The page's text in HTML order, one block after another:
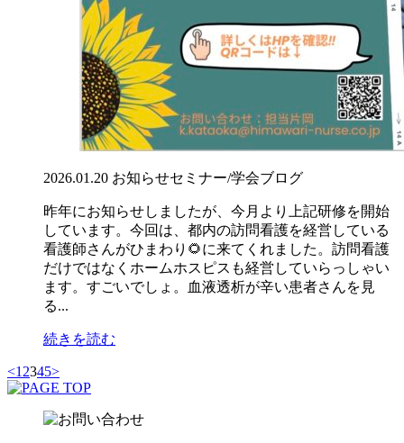
2026.01.20 お知らせセミナー/学会ブログ
昨年にお知らせしましたが、今月より上記研修を開始
しています。今回は、都内の訪問看護を経営している
看護師さんがひまわり🌻に来てくれました。訪問看護
だけではなくホームホスピスも経営していらっしゃい
ます。すごいでしょ。血液透析が辛い患者さんを見
る...
続きを読む
<1 2345>